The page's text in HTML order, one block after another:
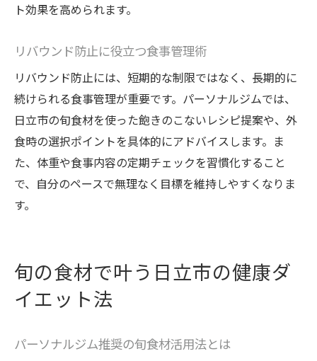
ト効果を高められます。
リバウンド防止に役立つ食事管理術
リバウンド防止には、短期的な制限ではなく、長期的に
続けられる食事管理が重要です。パーソナルジムでは、
日立市の旬食材を使った飽きのこないレシピ提案や、外
食時の選択ポイントを具体的にアドバイスします。ま
た、体重や食事内容の定期チェックを習慣化すること
で、自分のペースで無理なく目標を維持しやすくなりま
す。
旬の食材で叶う日立市の健康ダ
イエット法
パーソナルジム推奨の旬食材活用法とは